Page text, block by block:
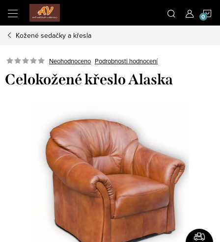
obsah
Kožené sedačky a křesla
Neohodnoceno Podrobnosti hodnocení
Celokožené křeslo Alaska